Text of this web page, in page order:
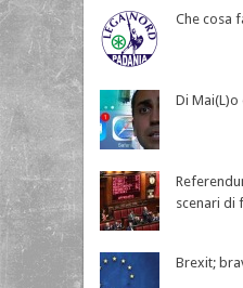
Che cosa
Di Mai(L)o
scenari di
Brexit;